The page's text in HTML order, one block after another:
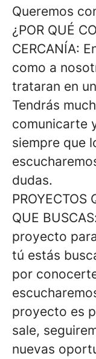
Queremos
¿POR QUÉ
CERCANÍA:
como a
trataran en
Tendrás
comunicarte
siempre que
dudas.
PROYECTOS
QUE BUSCAS
proyecto
tú estás
por
proyecto es
sale,
nuevas